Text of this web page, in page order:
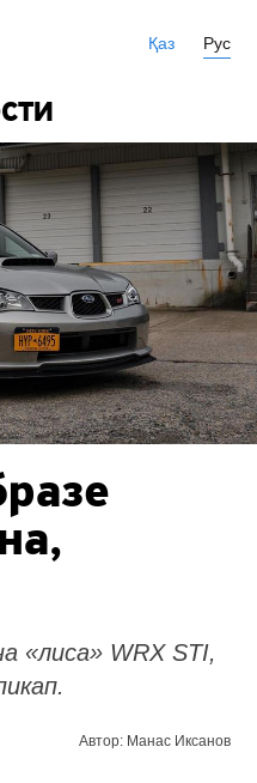
Қаз Рус
«лиса» WRX STI,
Автор: Манас Иксанов